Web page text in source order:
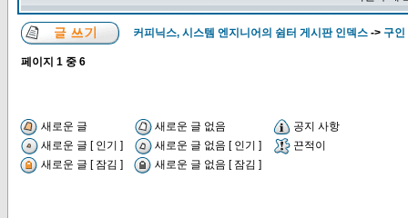
커피닉스, 시스템 엔지니어의 쉼터 게시판 인덱스 -> 구인
페이지 1 중 6
새로운 글 새로운 글 없음
공지 사항
새로운 글 [ 인기 ]
새로운 글 없음 [ 인기 ]
끈적이
새로운 글 [ 잠김 ]
새로운 글 없음 [ 잠김 ]